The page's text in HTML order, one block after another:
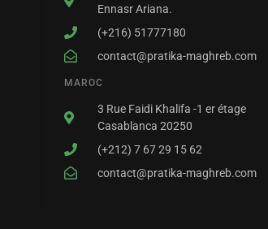
Ennasr Ariana.
(+216) 51777180
contact@pratika-maghreb.com
MAROC
3 Rue Faidi Khalifa -1 er étage
Casablanca 20250
(+212) 7 67 29 15 62
contact@pratika-maghreb.com